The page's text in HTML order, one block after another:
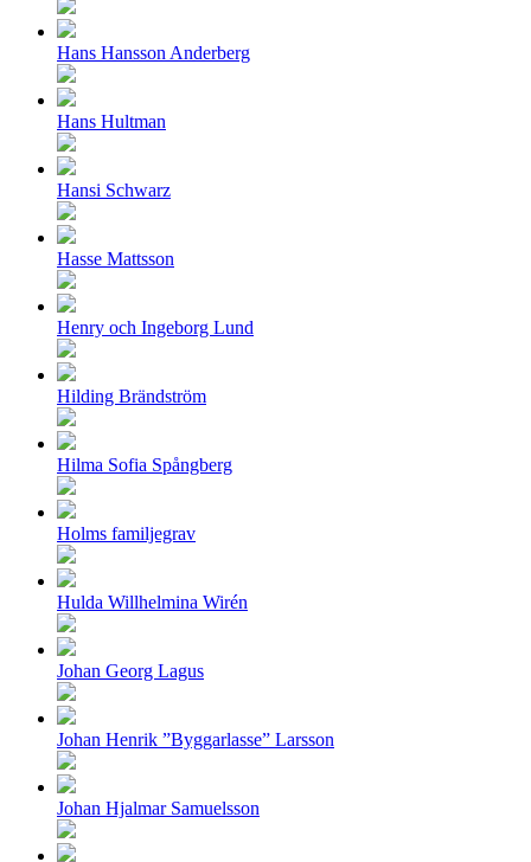
Hans Hansson Anderberg
Hans Hultman
Hansi Schwarz
Hasse Mattsson
Henry och Ingeborg Lund
Hilding Brändström
Hilma Sofia Spångberg
Holms familjegrav
Hulda Willhelmina Wirén
Johan Georg Lagus
Johan Henrik ”Byggarlasse” Larsson
Johan Hjalmar Samuelsson